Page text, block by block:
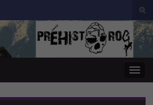
for: